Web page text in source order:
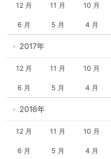
12 月 11 月 10 月
6 月 5 月 4 月
2017年
12 月 11 月 10 月
6 月 5 月 4 月
2016年
12 月 11 月 10 月
6 月 5 月 4 月